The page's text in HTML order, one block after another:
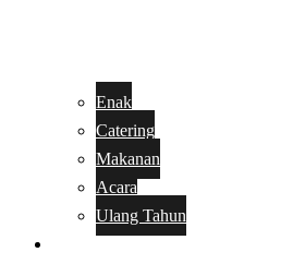
Enak
Catering
Makanan
Acara
Ulang Tahun